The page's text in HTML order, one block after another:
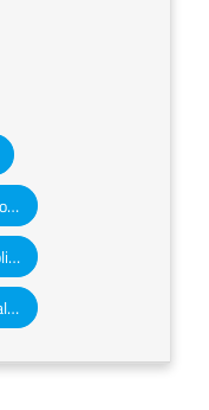
Determinazioni dirigenziali aventi contenuto di interesse generale
Atti degli enti locali e degli enti pubblici e privati
Altri atti e avvisi della Regione e di altri enti pubblici che interessano la collettività regionale